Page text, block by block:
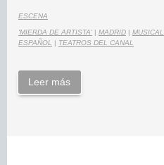
ESCENA
'MIERDA DE ARTISTA' | MADRID | MUSICAL
ESPAÑOL | TEATROS DEL CANAL
Leer más